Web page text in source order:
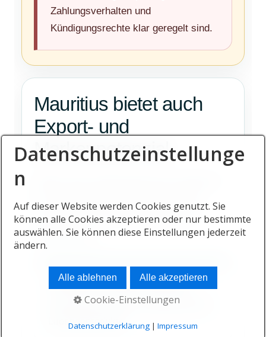
Zahlungsverhalten und
Kündigungsrechte klar geregelt sind.
Mauritius bietet auch
Export- und
Markenpotenzial
Private Label und Premiumexporte
relevant sein.
Textilien und Resort-Wear
Hoteltextilien, Mode, Uniformen und
Lifestyleprodukte.
Datenschutzeinstellunge
n
Auf dieser Website werden Cookies genutzt. Sie
können alle Cookies akzeptieren oder nur bestimmte
auswählen. Sie können diese Einstellungen jederzeit
ändern.
Alle ablehnen Alle akzeptieren
Cookie-Einstellungen
Datenschutzerklärung| Impressum